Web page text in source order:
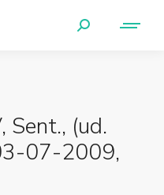
Sent., (ud.
07-2009,